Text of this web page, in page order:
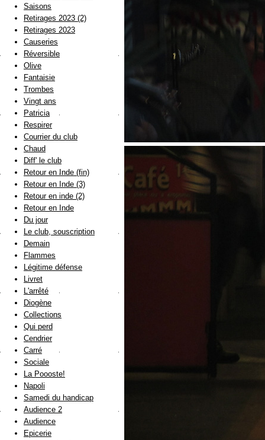
Saisons
Retirages 2023 (2)
Retirages 2023
Causeries
Réversible
Olive
Fantaisie
Trombes
Vingt ans
Patricia
Respirer
Courrier du club
Chaud
Diff' le club
Retour en Inde (fin)
Retour en Inde (3)
Retour en inde (2)
Retour en Inde
Du jour
Le club, souscription
Demain
Flammes
Légitime défense
Livret
L'arrêté
Diogène
Collections
Qui perd
Cendrier
Carré
Sociale
La Poooste!
Napoli
Samedi du handicap
Audience 2
Audience
Epicerie